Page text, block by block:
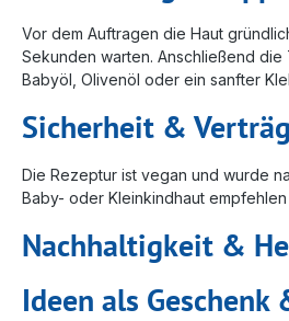
Vor dem Auftragen die Haut
Sekunden warten. Anschließend
Babyöl, Olivenöl oder ein sanfter
Sicherheit &
Die Rezeptur ist vegan und wurde
Baby- oder Kleinkindhaut
Nachhaltigkeit &
Ideen als